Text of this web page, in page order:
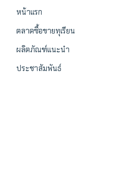
หน้าแรก
ตลาดซื้อขายทุเรียน
ผลิตภัณฑ์แนะนำ
ประชาสัมพันธ์